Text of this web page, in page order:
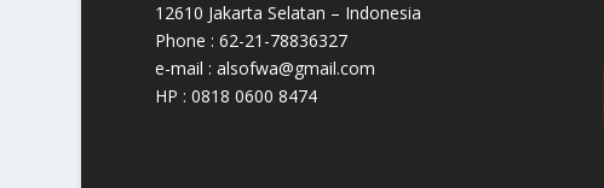
12610 Jakarta Selatan – Indonesia
Phone : 62-21-78836327
e-mail : alsofwa@gmail.com
HP : 0818 0600 8474